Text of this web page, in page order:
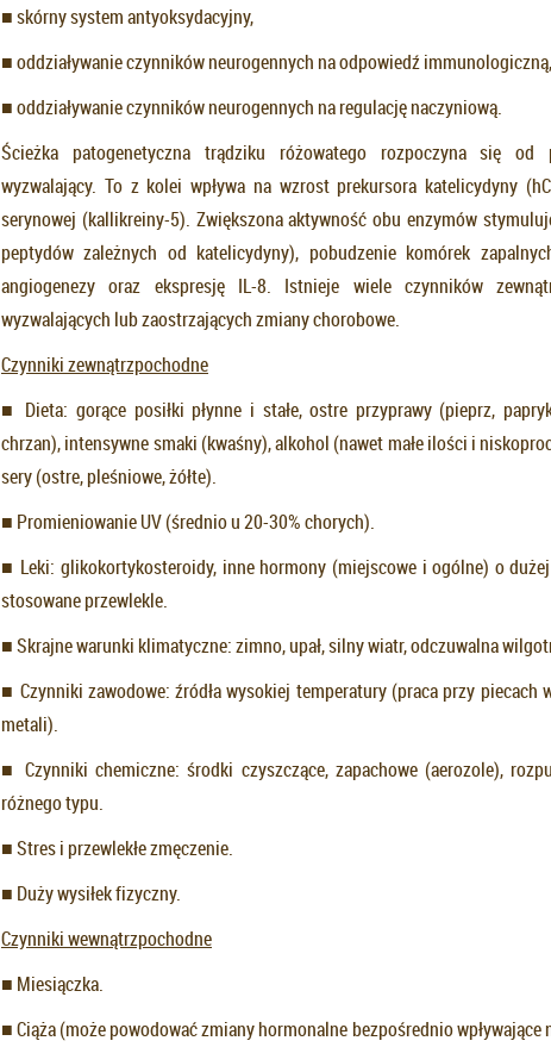
■ skórny system antyoksydacyjny,
■ oddziaływanie czynników neurogennych na odpowiedź immunologiczną,
■ oddziaływanie czynników neurogennych na regulację naczyniową.
Ścieżka patogenetyczna trądziku różowatego rozpoczyna się od
wyzwalający. To z kolei wpływa na wzrost prekursora katelicydyny
serynowej (kallikreiny-5). Zwiększona aktywność obu enzymów
peptydów zależnych od katelicydyny), pobudzenie komórek
angiogenezy oraz ekspresję IL-8. Istnieje wiele czynników
wyzwalających lub zaostrzających zmiany chorobowe.
Czynniki zewnątrzpochodne
■ Dieta: gorące posiłki płynne i stałe, ostre przyprawy (pieprz,
chrzan), intensywne smaki (kwaśny), alkohol (nawet małe ilości i
sery (ostre, pleśniowe, żółte).
■ Promieniowanie UV (średnio u 20-30% chorych).
■ Leki: glikokortykosteroidy, inne hormony (miejscowe i ogólne) o
stosowane przewlekle.
■ Skrajne warunki klimatyczne: zimno, upał, silny wiatr, odczuwalna
■ Czynniki zawodowe: źródła wysokiej temperatury (praca przy piecach
metali).
■ Czynniki chemiczne: środki czyszczące, zapachowe (aerozole),
różnego typu.
■ Stres i przewlekłe zmęczenie.
■ Duży wysiłek fizyczny.
Czynniki wewnątrzpochodne
■ Miesiączka.
■ Ciąża (może powodować zmiany hormonalne bezpośrednio